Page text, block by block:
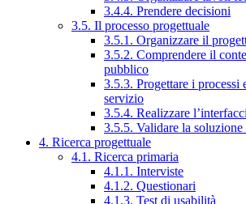
3.4.4. Prendere decisioni
3.5. Il processo progettuale
3.5.1. Organizzare il
3.5.2. Comprendere il
pubblico
3.5.3. Progettare i processi
servizio
3.5.4. Realizzare
3.5.5. Validare la soluzione
4. Ricerca progettuale
4.1. Ricerca primaria
4.1.1. Interviste
4.1.2. Questionari
4.1.3. Test di usabilità